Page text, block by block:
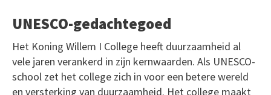
UNESCO-gedachtegoed
Het Koning Willem I College heeft duurzaamheid al
vele jaren verankerd in zijn kernwaarden. Als UNESCO-
school zet het college zich in voor een betere wereld
en versterking van duurzaamheid. Het college maakt